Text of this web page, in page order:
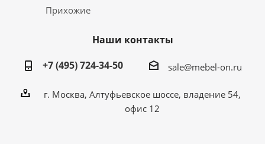
Прихожие
Наши контакты
+7 (495) 724-34-50
sale@mebel-on.ru
г. Москва, Алтуфьевское шоссе, владение 54,
офис 12